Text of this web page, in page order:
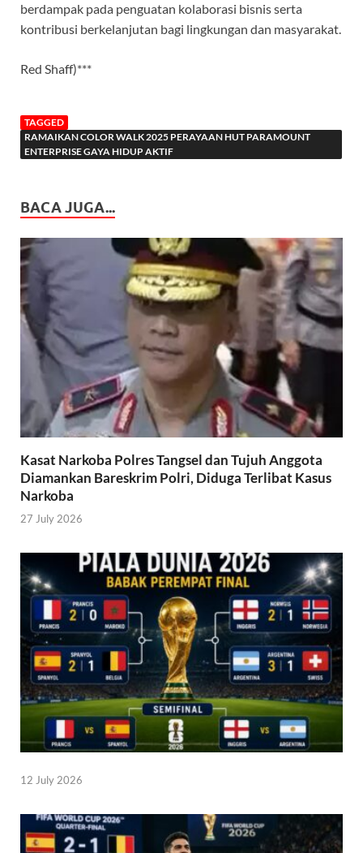
berdampak pada penguatan kolaborasi bisnis serta
kontribusi berkelanjutan bagi lingkungan dan masyarakat.
Red Shaff)***
TAGGED
RAMAIKAN COLOR WALK 2025 PERAYAAN HUT PARAMOUNT
ENTERPRISE GAYA HIDUP AKTIF
BACA JUGA...
Kasat Narkoba Polres Tangsel dan Tujuh Anggota
Diamankan Bareskrim Polri, Diduga Terlibat Kasus
Narkoba
27 July 2026
12 July 2026